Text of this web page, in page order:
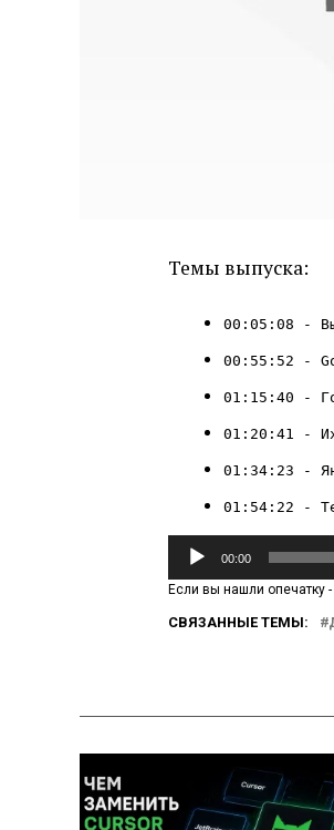
Темы выпуска:
00:05:08 -
00:55:52 -
01:15:40 -
01:20:41 -
01:34:23 -
01:54:22 -
Аудиоплеер
00:00
Если вы нашли опечатку
СВЯЗАННЫЕ ТЕМЫ: